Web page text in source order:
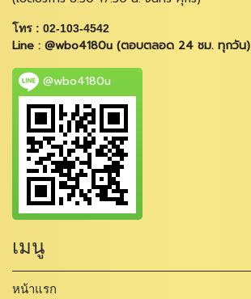
โทร : 02-103-4542
Line : @wbo4180u (ตอบตลอด 24 ชม. ทุกวัน)
@wbo4180u
เมนู
หน้าแรก